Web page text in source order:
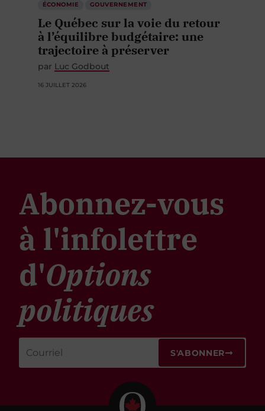
ÉCONOMIE GOUVERNEMENT
Le Québec sur la voie du retour
à l’équilibre budgétaire: une
trajectoire à préserver
par Luc Godbout
16 JUILLET 2026
Abonnez-vous
à l'infolettre
d'Options
politiques
S'ABONNER